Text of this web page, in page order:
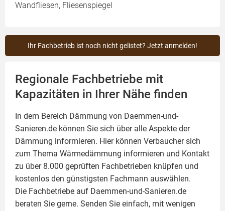
Wandfliesen, Fliesenspiegel
Ihr Fachbetrieb ist noch nicht gelistet? Jetzt anmelden!
Regionale Fachbetriebe mit
Kapazitäten in Ihrer Nähe finden
In dem Bereich Dämmung von Daemmen-und-
Sanieren.de können Sie sich über alle Aspekte der
Dämmung informieren. Hier können Verbaucher sich
zum Thema Wärmedämmung informieren und Kontakt
zu über 8.000 geprüften Fachbetrieben knüpfen und
kostenlos den günstigsten Fachmann auswählen.
Die Fachbetriebe auf Daemmen-und-Sanieren.de
beraten Sie gerne. Senden Sie einfach, mit wenigen